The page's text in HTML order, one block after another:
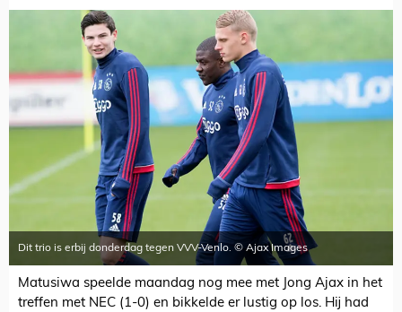
Dit trio is erbij donderdag tegen VVV-Venlo. © Ajax Images
Matusiwa speelde maandag nog mee met Jong Ajax in het
treffen met NEC (1-0) en bikkelde er lustig op los. Hij had